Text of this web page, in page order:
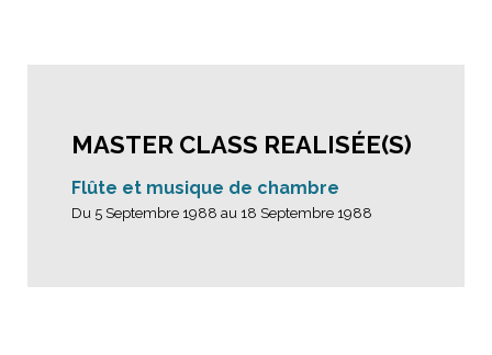
MASTER CLASS REALISÉE(S)
Flûte et musique de chambre
Du 5 Septembre 1988 au 18 Septembre 1988